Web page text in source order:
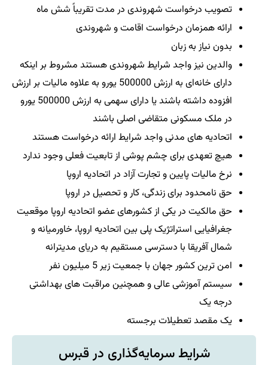
تصویب درخواست شهروندی در مدت تقریباً شش ماه
ارائه همزمان درخواست اقامت و شهروندی
بدون نیاز به زبان
والدین نیز واجد شرایط شهروندی هستند مشروط بر اینکه
دارای خانه‌ای به ارزش 500000 یورو به علاوه مالیات بر ارزش
افزوده داشته باشند یا دارای سهمی به ارزش 500000 یورو
در ملک مسکونی متقاضی اصلی باشند
اتحادیه های مدنی واجد شرایط ارائه درخواست هستند
هیچ تعهدی برای چشم پوشی از تابعیت فعلی وجود ندارد
نرخ مالیات پایین و تجارت آزاد در اتحادیه اروپا
حق نامحدود برای زندگی، کار و تحصیل در اروپا
حق مالکیت در یکی از کشورهای عضو اتحادیه اروپا موقعیت
جغرافیایی استراتژیک پلی بین اتحادیه اروپا، خاورمیانه و
شمال آفریقا با دسترسی مستقیم به دریای مدیترانه
امن ترین کشور جهان با جمعیت زیر 5 میلیون نفر
سیستم آموزشی عالی و همچنین مراقبت های بهداشتی
درجه یک
یک مقصد تعطیلات برجسته
شرایط سرمایه‌گذاری در قبرس